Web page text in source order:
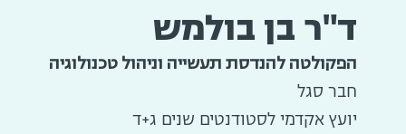
ד"ר בן בולמש
הפקולטה להנדסת תעשייה וניהול טכנולוגיה
חבר סגל
יועץ אקדמי לסטודנטים שנים ג+ד